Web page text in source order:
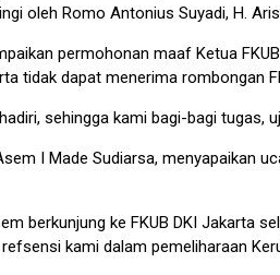
oleh Romo Antonius Suyadi, H.
permohonan maaf Ketua
tidak dapat menerima rombongan
sehingga kami bagi-bagi tugas,
I Made Sudiarsa, menyapaikan
berkunjung ke FKUB DKI Jakarta
kami dalam pemeliharaan